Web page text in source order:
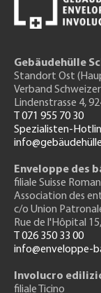
Gebäudehülle
Standort Ost
Verband
Lindenstrasse 4,
T 071 955 70 30
Spezialisten-
Enveloppe des
filiale Suisse
Association des
c/o Union
Rue de l'Hôpital 15
T 026 350 33 00
info@enveloppe-
Involucro
filiale Ticino